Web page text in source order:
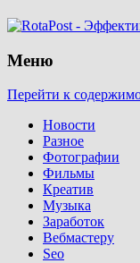
Меню
Перейти к
Новости
Разное
Фотографии
Фильмы
Креатив
Музыка
Заработок
Вебмастеру
Seo